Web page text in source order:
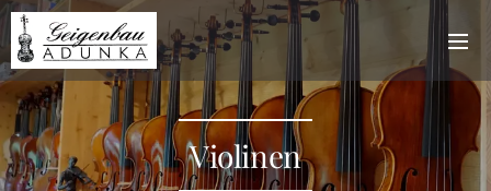
Violinen